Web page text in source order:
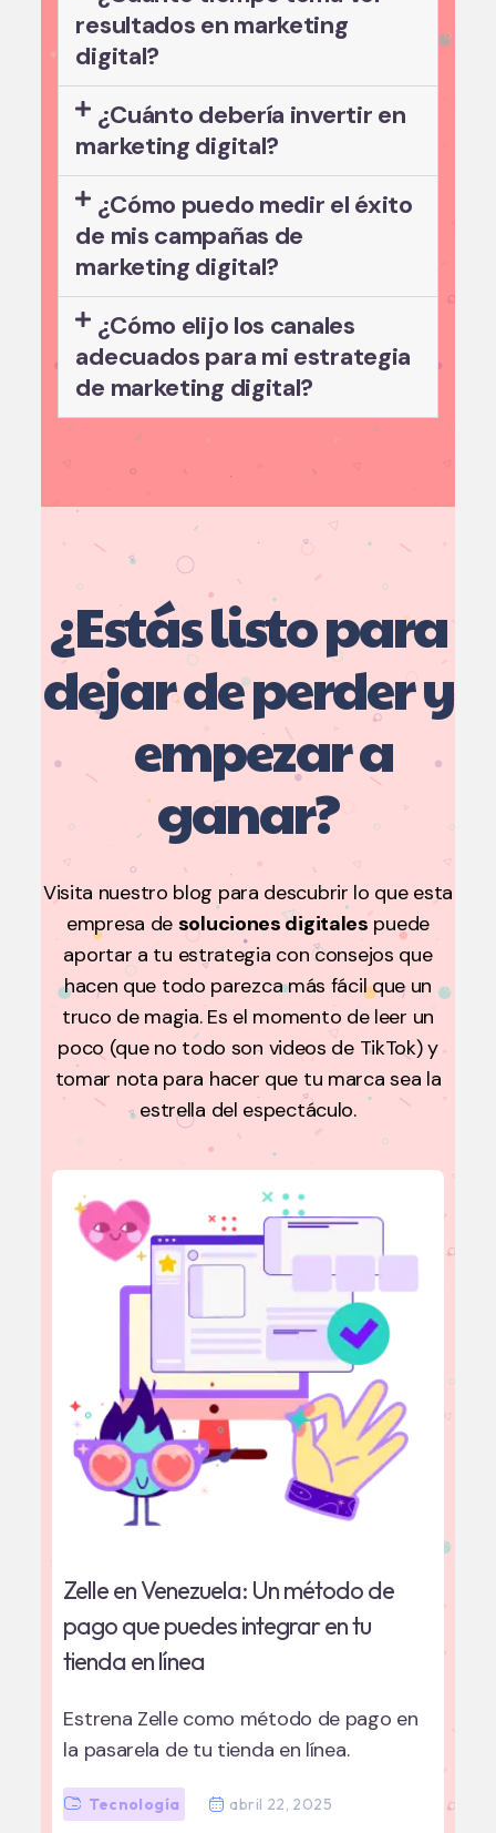
resultados en marketing
digital?
¿Cuánto debería invertir en
marketing digital?
¿Cómo puedo medir el éxito
de mis campañas de
marketing digital?
¿Cómo elijo los canales
adecuados para mi estrategia
de marketing digital?
¿Estás listo para
dejar de perder y
empezar a
ganar?
Visita nuestro blog para descubrir lo que esta
empresa de soluciones digitales puede
aportar a tu estrategia con consejos que
hacen que todo parezca más fácil que un
truco de magia. Es el momento de leer un
poco (que no todo son videos de TikTok) y
tomar nota para hacer que tu marca sea la
estrella del espectáculo.
Zelle en Venezuela: Un método de
pago que puedes integrar en tu
tienda en línea
Estrena Zelle como método de pago en
la pasarela de tu tienda en línea.
Tecnología abril 22, 2025